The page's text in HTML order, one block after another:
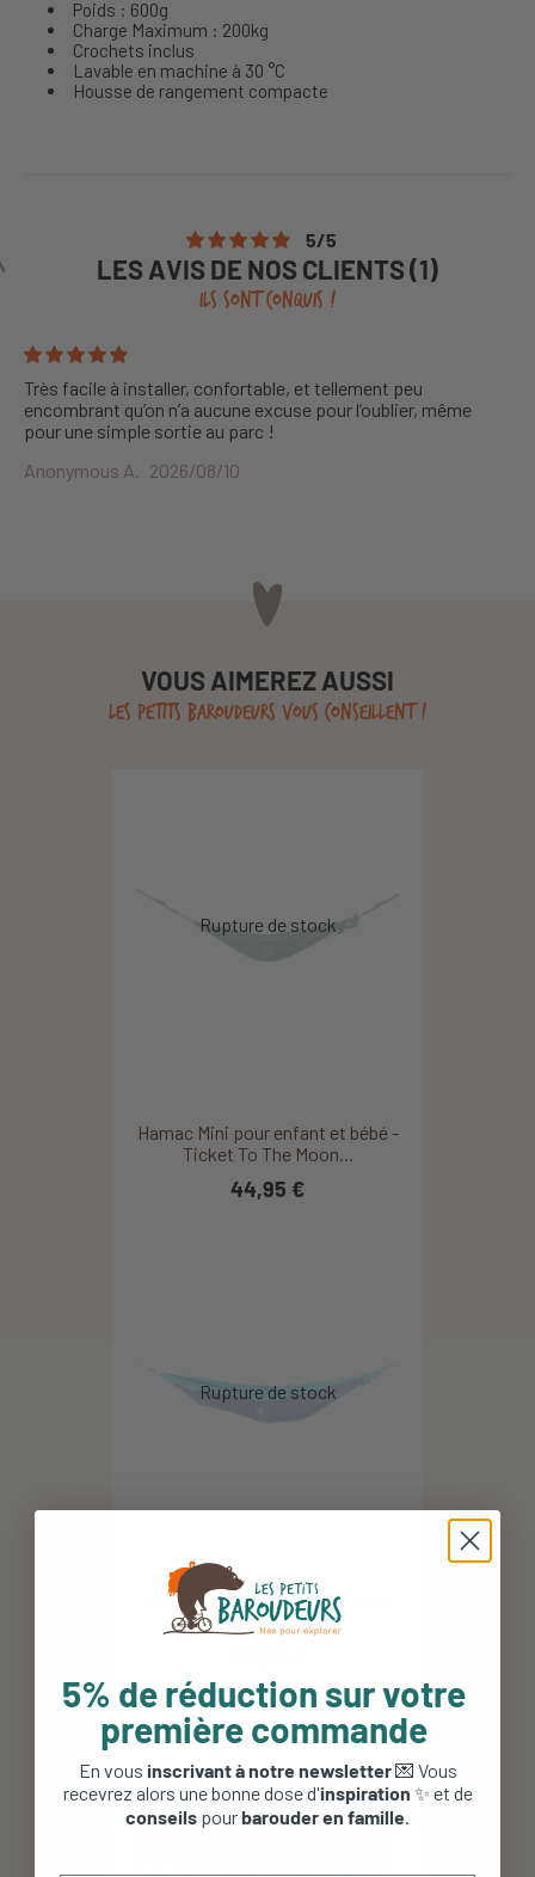
Poids : 600g
Charge Maximum : 200kg
Crochets inclus
Lavable en machine à 30 °C
Housse de rangement compacte
5/5
LES AVIS DE NOS CLIENTS (1)
ILS SONT CONQUIS !
Très facile à installer, confortable, et tellement peu
encombrant qu’on n’a aucune excuse pour l’oublier, même
pour une simple sortie au parc !
Anonymous A. 2026/08/10
VOUS AIMEREZ AUSSI
LES PETITS BAROUDEURS VOUS CONSEILLENT !
Hamac Mini pour enfant et bébé -
Ticket To The Moon...
44,95 €
Hamac junior et adulte - Ticket
To The Moon - Royal...
5% de réduction sur votre
première commande
En vous inscrivant à notre newsletter💌 Vous
recevrez alors une bonne dose d'inspiration ✨ et de
conseils pourbarouder en famille